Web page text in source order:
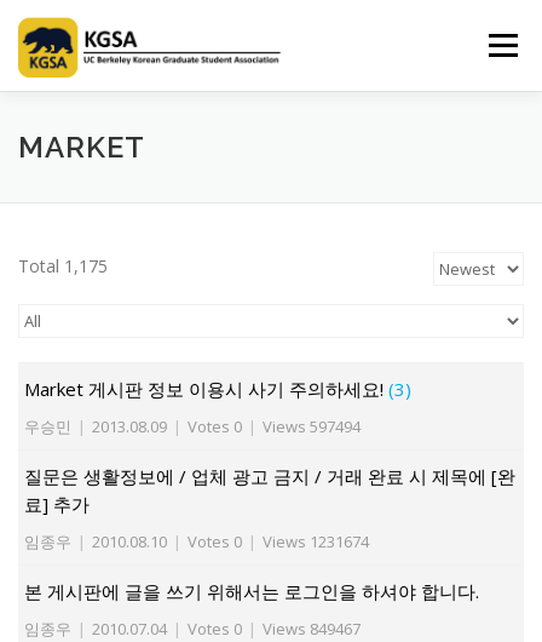
content
Menu
HOME ABOUT US
MARKET
Total 1,175
Market 게시판 정보 이용시 사기 주의하세요! (3)
우승민 | 2013.08.09 | Votes 0 | Views 597494
질문은 생활정보에 / 업체 광고 금지 / 거래 완료 시 제목에 [완
료] 추가
임종우 | 2010.08.10 | Votes 0 | Views 1231674
본 게시판에 글을 쓰기 위해서는 로그인을 하셔야 합니다.
임종우 | 2010.07.04 | Votes 0 | Views 849467